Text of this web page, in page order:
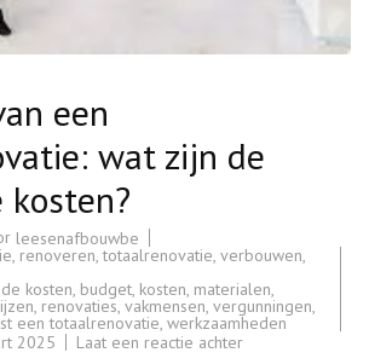
een
wat zijn de
leesenafbouwbe
, renoveren,totaalrenovatie, verbouwen,
kosten, budget, kosten, materialen,
, renovaties, vakmensen, vergunningen,
een totaalrenovatie, werkzaamheden
2025 Laat een reactie achterop